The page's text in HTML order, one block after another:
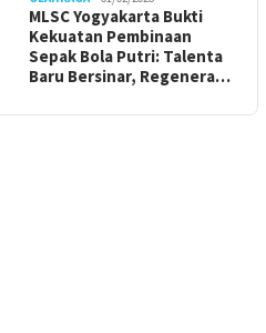
MLSC Yogyakarta Bukti
Kekuatan Pembinaan
Sepak Bola Putri: Talenta
Baru Bersinar, Regenera…